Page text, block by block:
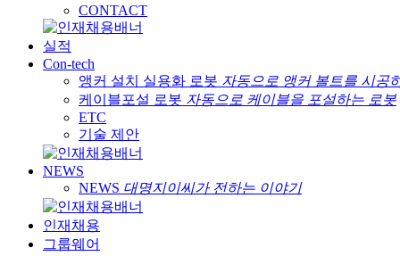
CONTACT
실적
Con-tech
앵커 설치 실용화 로봇 자동으로 앵커 볼트를 시공
케이블포설 로봇 자동으로 케이블을 포설하는 로봇
ETC
기술 제안
NEWS
NEWS 대명지이씨가 전하는 이야기
인재채용
그룹웨어